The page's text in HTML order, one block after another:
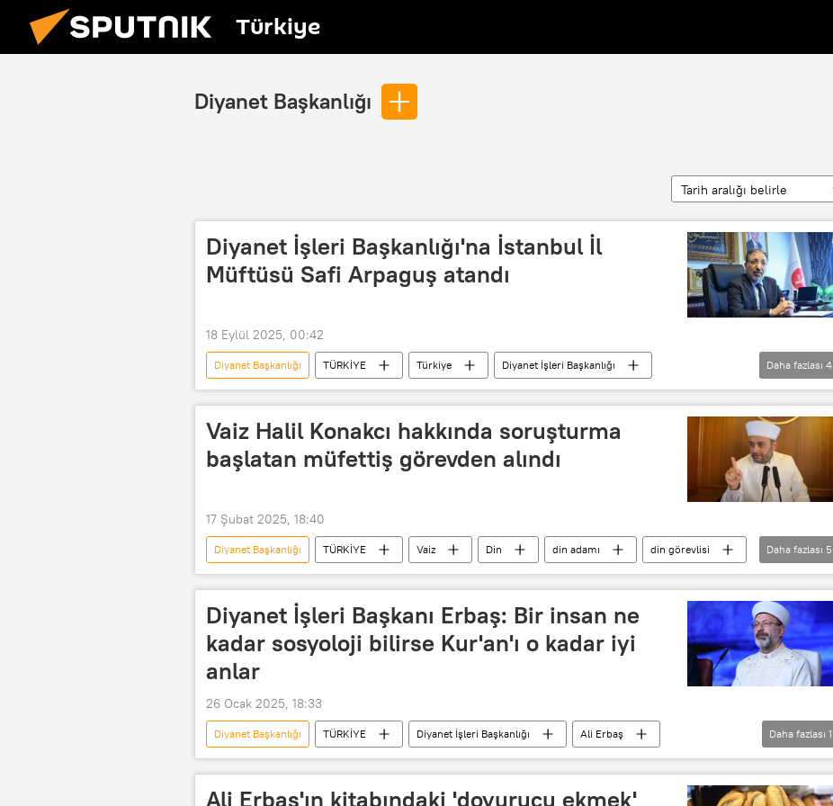
Türkiye
Diyanet Başkanlığı
Tarih aralığı belirle
Diyanet İşleri Başkanlığı'na İstanbul İl
Müftüsü Safi Arpaguş atandı
18 Eylül 2025, 00:42
Diyanet Başkanlığı TÜRKİYE Türkiye
Diyanet İşleri Başkanlığı
Diyanet İşleri Bakanlığı
Diyanet TV Türk Diyanet Vakıf-Sen Ali Erbaş
Daha fazlası 4
Vaiz Halil Konakcı hakkında soruşturma
başlatan müfettiş görevden alındı
17 Şubat 2025, 18:40
Diyanet Başkanlığı TÜRKİYE Vaiz Din din adamı
din görevlisi
Türkiye
Diyanet İşleri Başkanlığı
Diyanet İşleri Başkanlığı Din İşleri Yüksek Kurulu Başkanlığı
idari soruşturma
Daha fazlası 5
Diyanet İşleri Başkanı Erbaş: Bir insan ne
kadar sosyoloji bilirse Kur'an'ı o kadar iyi
anlar
26 Ocak 2025, 18:33
Diyanet Başkanlığı TÜRKİYE Diyanet İşleri Başkanlığı
Ali Erbaş
Matematik
Din
Daha fazlası 1
Ali Erbaş'ın kitabındaki 'doyurucu ekmek'